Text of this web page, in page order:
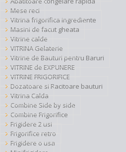
Mese reci
Vitrina frigorifica ingrediente
Masini de facut gheata
Vitrine calde
VITRINA Gelaterie
Vitrine de Bauturi pentru Baruri
VITRINE de EXPUNERE
VITRINE FRIGORIFICE
Dozatoare si Racitoare bauturi
Vitrina Calda
Combine Side by side
Combine Frigorifice
Frigidere 2 usi
Frigorifice retro
Frigidere o usa